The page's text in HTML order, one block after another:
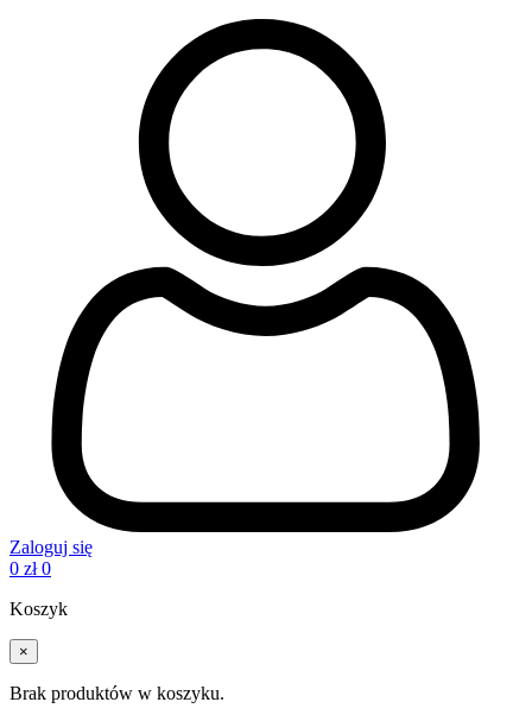
Zaloguj się
0 zł 0
Koszyk
×
Brak produktów w koszyku.